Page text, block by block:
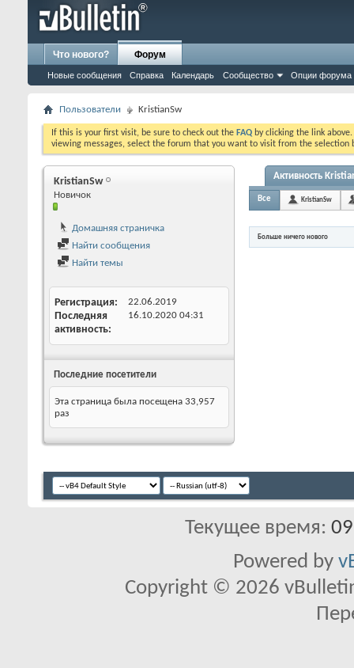
Что нового? Форум
Новые сообщения Справка Календарь Сообщество Опции форума
Пользователи KristianSw
If this is your first visit, be sure to check out the FAQ by clicking the link
viewing messages, select the forum that you want to visit from the selection
KristianSw
Новичок
Домашняя страничка
Найти сообщения
Найти темы
Регистрация 22.06.2019
Последняя
активность
16.10.2020 04:31
Последние посетители
Эта страница была посещена 33,957
раз
Активность
Все KristianSw
Больше ничего нового
Текущее время:
Powered by
Copyright © 2026